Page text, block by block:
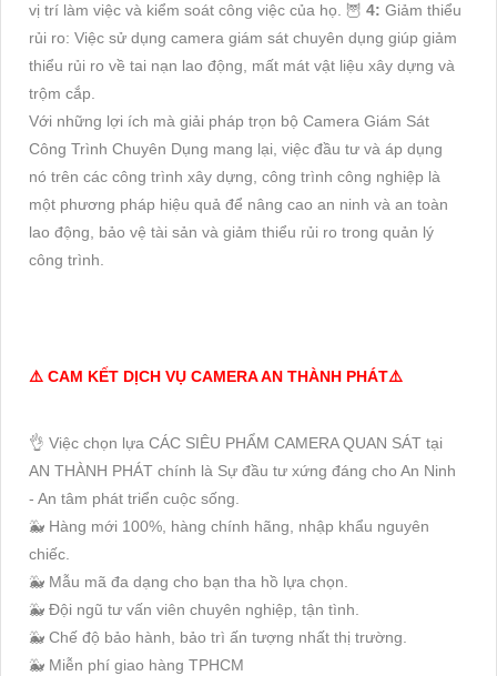
vị trí làm việc và kiểm soát công việc của họ. 🦉 4: Giảm thiểu
rủi ro: Việc sử dụng camera giám sát chuyên dụng giúp giảm
thiểu rủi ro về tai nạn lao động, mất mát vật liệu xây dựng và
trộm cắp.
Với những lợi ích mà giải pháp trọn bộ Camera Giám Sát
Công Trình Chuyên Dụng mang lại, việc đầu tư và áp dụng
nó trên các công trình xây dựng, công trình công nghiệp là
một phương pháp hiệu quả để nâng cao an ninh và an toàn
lao động, bảo vệ tài sản và giảm thiểu rủi ro trong quản lý
công trình.
⚠️ CAM KẾT DỊCH VỤ CAMERA AN THÀNH PHÁT⚠️
👌 Việc chọn lựa CÁC SIÊU PHẨM CAMERA QUAN SÁT tại
AN THÀNH PHÁT chính là Sự đầu tư xứng đáng cho An Ninh
- An tâm phát triển cuộc sống.
🐳 Hàng mới 100%, hàng chính hãng, nhập khẩu nguyên
chiếc.
🐳 Mẫu mã đa dạng cho bạn tha hồ lựa chọn.
🐳 Đội ngũ tư vấn viên chuyên nghiệp, tận tình.
🐳 Chế độ bảo hành, bảo trì ấn tượng nhất thị trường.
🐳 Miễn phí giao hàng TPHCM